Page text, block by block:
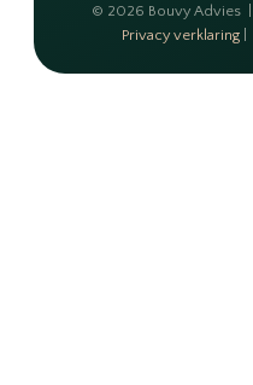
© 2026 Bouvy Advies |
Privacy verklaring